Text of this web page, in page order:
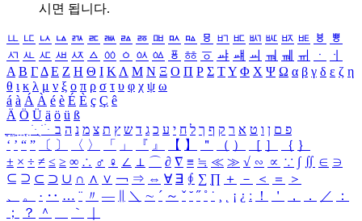
시면 됩니다.
ㅥ ㅦ ㅧ ㅨ ㅩ ㅪ ㅫ ㅬ ㅭ ㅮ ㅯ ㅰ ㅱ ㅲ ㅳ ㅴ ㅵ ㅶ ㅷ ㅸ
ㅹ
ㅺ ㅻ ㅼ ㅽ ㅾ ㅿ ㆀ ㆁ ㆂ ㆃ ㆄ ㆅ ㆆ ㆇ ㆈ ㆉ ㆊ ㆋ ㆌ ㆍ
ㆎ
Α Β ΓΔ Ε Ζ Η Θ Ι ΚΛ Μ Ν Ξ Ο Π Ρ Σ ΤΥ Φ Χ Ψ Ω α β γ δ ε ζ η
θ ι κ λ μ ν ξ ο π ρ σ τ υ φ χ ψ ω
á à Á À é è É È ç Ç ê
Ä Ö Ü ä ö ü ß
ִֶֹ ֻּ ׁׂ פ ם ן ו ט א ר ק ף ך ל ח י ע כ ג ד ש ץ ת צ מ נ ה ב
‘ ’ “ ” 〔 〕 〈 〉 「 」 『 』 【 】 ＂ （ ） ［ ］ ｛ ｝
± × ÷ ≠ ≤ ≥ ∞ ∴ ♂ ♀ ∠ ⊥ ⌒ ∂ ∇ ≡ ≒ ≪ ≫ √ ∽ ∝ ∵ ∫ ∬ ∈ ∋
⊆ ⊇ ⊂ ⊃ ∪ ∩ ∧ ∨ ￢ ⇒ ⇔ ∀ ∃ ∮ ∑ ∏ ＋ － ＜ ＝
＞
、
。 · ‥ … ¨ 〃 ― ＼ ∼ ´ ～ ˇ ˘ ˝ ˚ ˙ ¸ ¡ ¿ ː ！ ＇ ， ． ／
：
；
？ ＾ ｀